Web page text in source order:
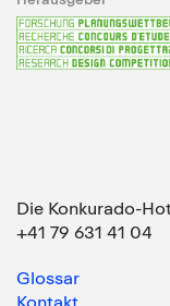
Die Konkurado-
+41 79 631 41 04
Glossar
Kontakt